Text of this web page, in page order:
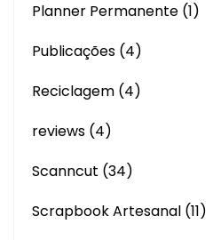
Planner Permanente (1)
Publicações (4)
Reciclagem (4)
reviews (4)
Scanncut (34)
Scrapbook Artesanal (11)